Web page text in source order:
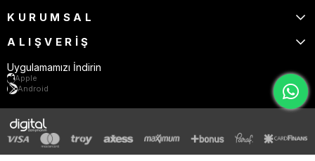
KURUMSAL
ALIŞVERİŞ
Uygulamamızı İndirin
Apple
Android